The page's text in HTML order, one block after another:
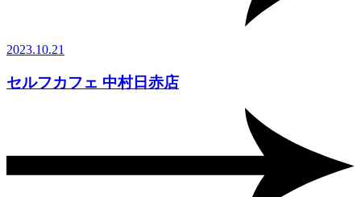
2023.10.21
セルフカフェ 中村日赤店